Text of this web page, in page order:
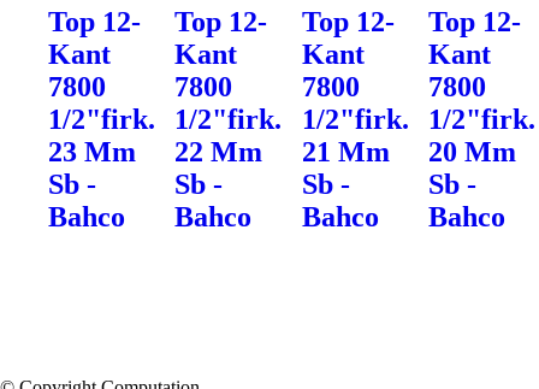
Top 12-
Kant
7800
1/2"firk.
23 Mm
Sb -
Bahco
Top 12-
Kant
7800
1/2"firk.
22 Mm
Sb -
Bahco
Top 12-
Kant
7800
1/2"firk.
21 Mm
Sb -
Bahco
Top 12-
Kant
7800
1/2"firk.
20 Mm
Sb -
Bahco